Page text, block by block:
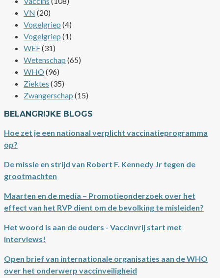
VN (20)
Vogelgriep (4)
Vogelgriep (1)
WEF(31)
Wetenschap (65)
WHO (96)
Ziektes (35)
Zwangerschap (15)
BELANGRIJKE BLOGS
Hoe zet je een nationaal verplicht vaccinatieprogramma
op?
De missie en strijd van Robert F. Kennedy Jr tegen de
grootmachten
Maarten en de media – Promotieonderzoek over het
effect van het RVP dient om de bevolking te misleiden?
Het woord is aan de ouders - Vaccinvrij start met
interviews!
Open brief van internationale organisaties aan de WHO
over het onderwerp vaccinveiligheid